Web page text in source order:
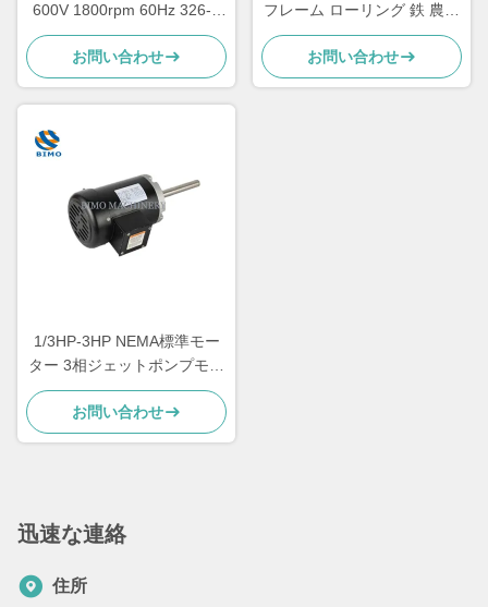
600V 1800rpm 60Hz 326-T
電動交流モーター 3相
お問い合わせ
フレーム ローリング 鉄 農用
モーター
お問い合わせ
1/3HP-3HP NEMA標準モー
ター 3相ジェットポンプモー
ター CSA / CUS認定
お問い合わせ
迅速な連絡
住所